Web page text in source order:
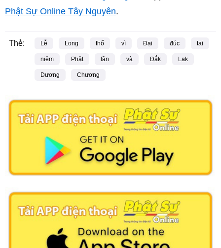
Phật Sự Online Tây Nguyên.
Thẻ: Lễ Long thổ vì Đại đúc tai
niêm Phật lần và Đắk Lak
Dương Chương